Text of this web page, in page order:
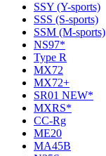
SSY (Y-sports)
SSS (S-sports)
SSM (M-sports)
NS97*
Type R
MX72
MX72+
SR01 NEW*
MXRS*
CC-Rg
ME20
MA45B